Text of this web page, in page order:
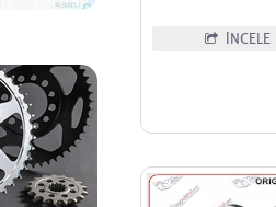
İNCELE